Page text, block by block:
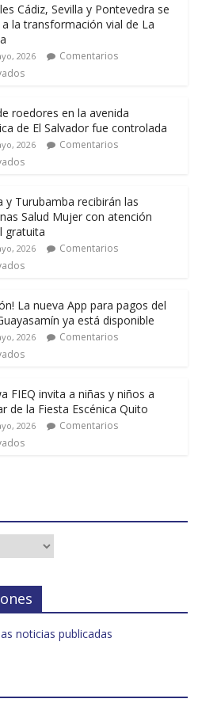
Cádiz, Sevilla y Pontevedra se
la transformación vial de La
2026
Comentarios
roedores en la avenida
de El Salvador fue controlada
2026
Comentarios
y Turubamba recibirán las
Salud Mujer con atención
gratuita
2026
Comentarios
La nueva App para pagos del
ya está disponible
2026
Comentarios
FIEQ invita a niñas y niños a
de la Fiesta Escénica Quito
2026
Comentarios
noticias publicadas